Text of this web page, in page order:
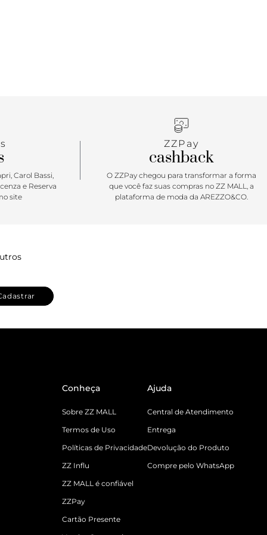
Carol Bassi,
e Reserva
site
ZZPay
cashback
O ZZPay chegou para transformar a forma
que você faz suas compras no ZZ MALL, a
plataforma de moda da AREZZO&CO.
Conheça
Sobre ZZ MALL
Termos de Uso
Políticas de Privacidade
ZZ Influ
ZZ MALL é confiável
ZZPay
Cartão Presente
Ajuda
Central de Atendimento
Entrega
Devolução do Produto
Compre pelo WhatsApp